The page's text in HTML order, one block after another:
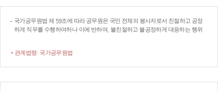
국가공무원법 제 59조에 따라 공무원은 국민 전체의 봉사자로서 친절하고 공정
하게 직무를 수행하여하나 이에 반하여, 불친절하고 불공정하게 대응하는 행위
* 관계법령: 국가공무원법